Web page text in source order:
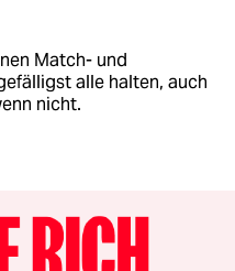
Match- und
alle halten, auch
nicht.